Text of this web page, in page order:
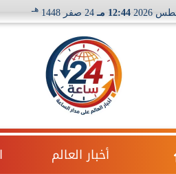
12:44 مـ 24 صفر 1448 هـ
أخبار العالم